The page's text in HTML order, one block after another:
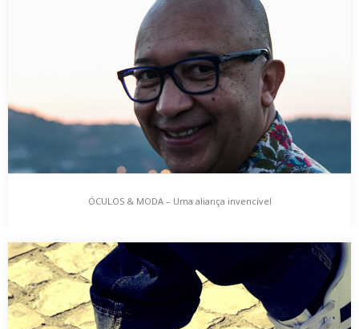
COM OS PÉS NO CHÃO, BY MOMS AMADE!
A moda sustentável ganha cada vez mais novos adeptos. A
procura deste conceito, também, designado de…
ÓCULOS & MODA – Uma aliança invencível
Se há alguns anos grande parte das pessoas não gostava de
usar óculos – uns porque…
ÓCULOS & MODA – Uma aliança invencível